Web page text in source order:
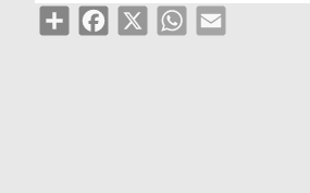
Share
Facebook X
WhatsApp Email